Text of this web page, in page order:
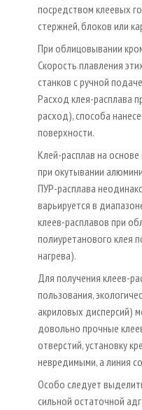
посредством клеевых
стержней, блоков или
При облицовывании
Скорость плавления
станков с ручной
Расход клея-расплава
расход), способа
поверхности.
Клей-расплав на
при окутывании
ПУР-расплава
варьируется в
клеев-расплавов при
полиуретанового клея
нагрева).
Для получения клеев-
пользования,
акриловых дисперсий)
довольно прочные
отверстий, установку
невредимыми, а линия
Особо следует
сильной остаточной